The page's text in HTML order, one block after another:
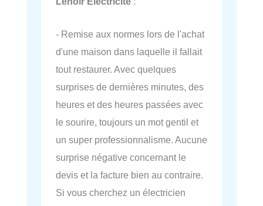
- Remise aux normes lors de l'achat
d'une maison dans laquelle il fallait
tout restaurer. Avec quelques
surprises de dernières minutes, des
heures et des heures passées avec
le sourire, toujours un mot gentil et
un super professionnalisme. Aucune
surprise négative concernant le
devis et la facture bien au contraire.
Si vous cherchez un électricien